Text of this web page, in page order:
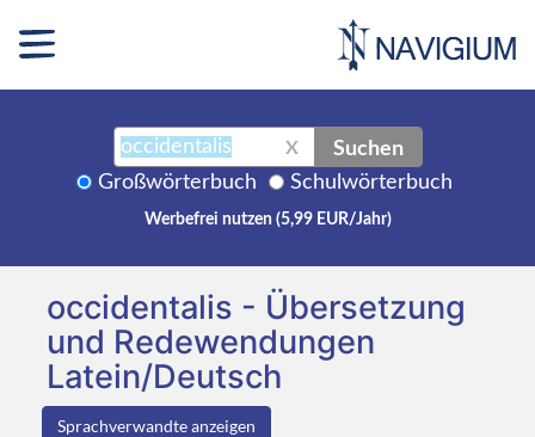
X Suchen
Großwörterbuch Schulwörterbuch
Werbefrei nutzen (5,99 EUR/Jahr)
occidentalis - Übersetzung
und Redewendungen
Latein/Deutsch
Sprachverwandte anzeigen